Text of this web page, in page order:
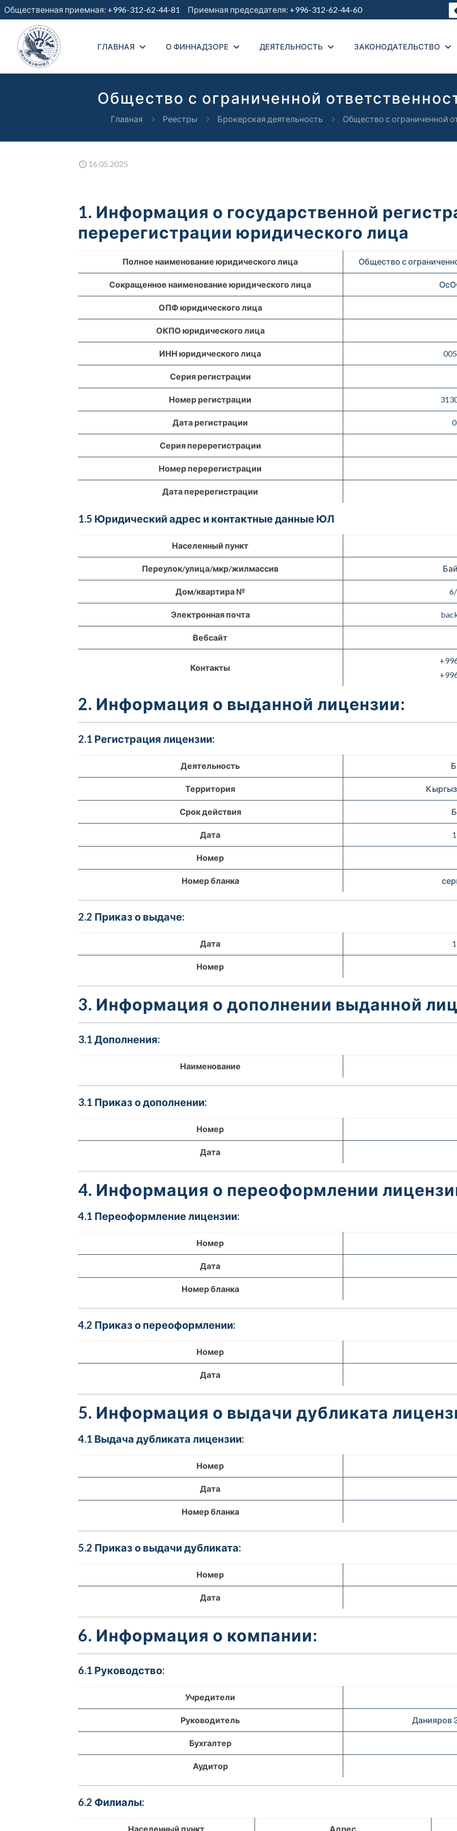
Общественная приемная: +996-312-62-44-81 Приемная председателя: +996-312-62-44-60
ГЛАВНАЯ О ФИННАДЗОРЕ ДЕЯТЕЛЬНОСТЬ ЗАКОНОДАТЕЛЬСТВО
Общество с ограниченной
Главная Реестры Брокерская деятельность Общество с ограниченной
16.05.2025
1. Информация о государственной
перерегистрации юридического лица
Полное наименование юридического лица Общество с
Сокращенное наименование юридического лица
ОПФ юридического лица
ОКПО юридического лица
ИНН юридического лица
Серия регистрации
Номер регистрации
Дата регистрации
Серия перерегистрации
Номер перерегистрации
Дата перерегистрации
1.5 Юридический адрес и контактные данные ЮЛ
Населенный пункт
Переулок/улица/мкр/жилмассив
Дом/квартира №
Электронная почта
Вебсайт
Контакты
2. Информация о выданной лицензии:
2.1 Регистрация лицензии:
Деятельность
Территория
Срок действия
Дата
Номер
Номер бланка
2.2 Приказ о выдаче:
Дата
Номер
3. Информация о дополнении выданной
3.1 Дополнения:
Наименование
3.1 Приказ о дополнении:
Номер
Дата
4. Информация о переоформлении
4.1 Переоформление лицензии:
Номер
Дата
Номер бланка
4.2 Приказ о переоформлении:
Номер
Дата
5. Информация о выдачи дубликата
4.1 Выдача дубликата лицензии:
Номер
Дата
Номер бланка
5.2 Приказ о выдачи дубликата:
Номер
Дата
6. Информация о компании:
6.1 Руководство:
Учредители
Руководитель Данияров
Бухгалтер
Аудитор
6.2 Филиалы:
Населенный пункт Адрес